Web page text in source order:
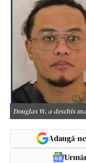
Douglas W. a deschis
Adaugă-